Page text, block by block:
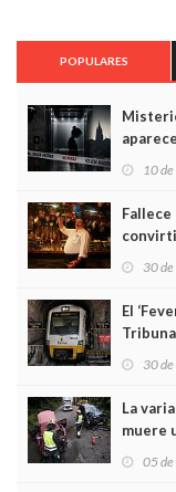
POPULARES
edificio
10
Fallece
30
El
30
La
muere
frontal
05